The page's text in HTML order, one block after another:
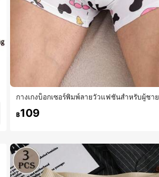
กางเกงบ็อกเซอร์พิมพ์ลายวัวแฟชั่นสำหรับผู้ชาย
฿109